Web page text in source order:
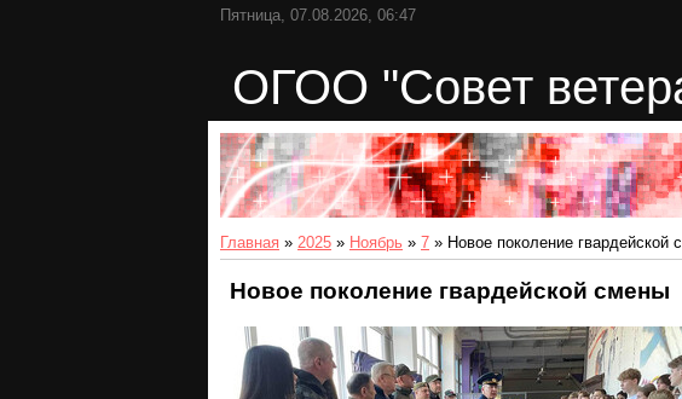
Пятница, 07.08.2026, 06:47
ОГОО "Совет
Главная » 2025 » Ноябрь » 7 » Новое поколение гвардейской
Новое поколение гвардейской смены